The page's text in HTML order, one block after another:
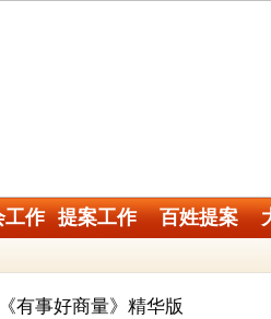
工作 提案工作 百姓提案
《有事好商量》精华版